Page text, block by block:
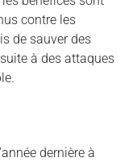
contre les
de sauver des
à des attaques
dernière à